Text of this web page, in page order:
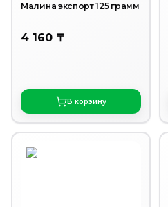
Малина экспорт 125 грамм
4 160 〒
В корзину